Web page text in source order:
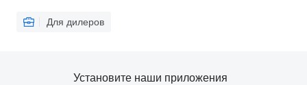
Для дилеров
Установите наши приложения